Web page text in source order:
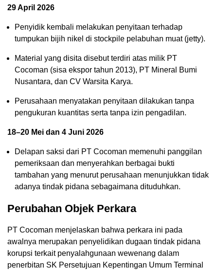
29 April 2026
Penyidik kembali melakukan penyitaan terhadap
tumpukan bijih nikel di stockpile pelabuhan muat (jetty).
Material yang disita disebut terdiri atas milik PT
Cocoman (sisa ekspor tahun 2013), PT Mineral Bumi
Nusantara, dan CV Warsita Karya.
Perusahaan menyatakan penyitaan dilakukan tanpa
pengukuran kuantitas serta tanpa izin pengadilan.
18–20 Mei dan 4 Juni 2026
Delapan saksi dari PT Cocoman memenuhi panggilan
pemeriksaan dan menyerahkan berbagai bukti
tambahan yang menurut perusahaan menunjukkan tidak
adanya tindak pidana sebagaimana dituduhkan.
Perubahan Objek Perkara
PT Cocoman menjelaskan bahwa perkara ini pada
awalnya merupakan penyelidikan dugaan tindak pidana
korupsi terkait penyalahgunaan wewenang dalam
penerbitan SK Persetujuan Kepentingan Umum Terminal